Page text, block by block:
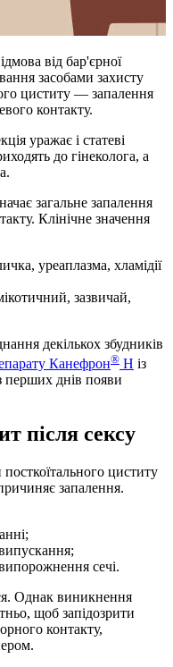
від бар'єрної
засобами захисту
циститу — запалення
контакту.
уражає і статеві
до гінеколога, а
загальне запалення
Клінічне значення
уреаплазма, хламідії
зазвичай,
декількох збудників
Канефрон® Н із
перших днів появи
після сексу
циститу
запалення.
сечі.
Однак виникнення
щоб запідозрити
контакту,